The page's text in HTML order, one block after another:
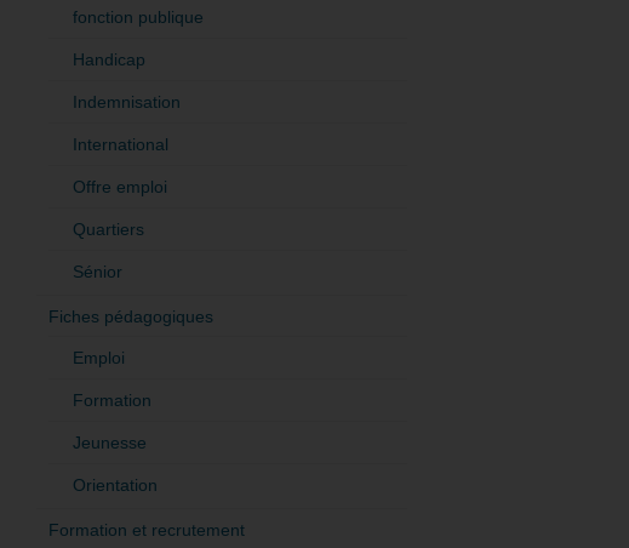
fonction publique
Handicap
Indemnisation
International
Offre emploi
Quartiers
Sénior
Fiches pédagogiques
Emploi
Formation
Jeunesse
Orientation
Formation et recrutement